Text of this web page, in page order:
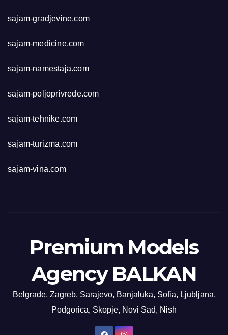
sajam-gradjevine.com
sajam-medicine.com
sajam-namestaja.com
sajam-poljoprivrede.com
sajam-tehnike.com
sajam-turizma.com
sajam-vina.com
Premium Models
Agency BALKAN
Belgrade, Zagreb, Sarajevo, Banjaluka, Sofia, Ljubljana,
Podgorica, Skopje, Novi Sad, Nish